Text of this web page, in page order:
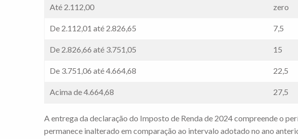
Até 2.112,00 zero
De 2.112,01 até 2.826,65 7,5
De 2.826,66 até 3.751,05 15
De 3.751,06 até 4.664,68 22,5
Acima de 4.664,68 27,5
A entrega da declaração do Imposto de Renda de 2024 compreende o
permanece inalterado em comparação ao intervalo adotado no ano